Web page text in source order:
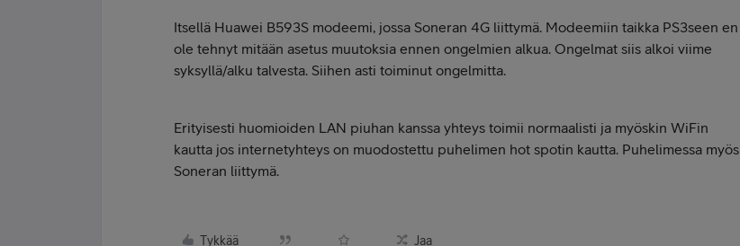
Itsellä Huawei B593S modeemi, jossa Soneran 4G liittymä. Modeemiin taikka PS3seen en
ole tehnyt mitään asetus muutoksia ennen ongelmien alkua. Ongelmat siis alkoi viime
syksyllä/alku talvesta. Siihen asti toiminut ongelmitta.
Erityisesti huomioiden LAN piuhan kanssa yhteys toimii normaalisti ja myöskin WiFin
kautta jos internetyhteys on muodostettu puhelimen hot spotin kautta. Puhelimessa myös
Soneran liittymä.
Tykkää Jaa